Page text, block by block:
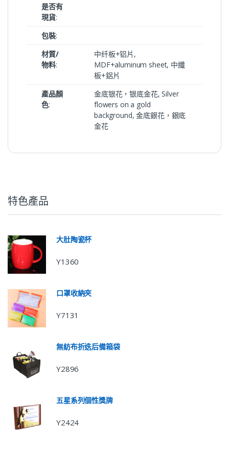
是否有
現貨:
包裝:
材質/
物料:
中纤板+铝片,
MDF+aluminum sheet, 中纖
板+鋁片
產品顏
色:
金底银花，银底金花, Silver
flowers on a gold
background, 金底銀花，銀底
金花
特色產品
大肚陶瓷杯
Y1360
口罩收納夾
Y7131
無紡布折迭后備箱袋
Y2896
五星系列個性獎牌
Y2424